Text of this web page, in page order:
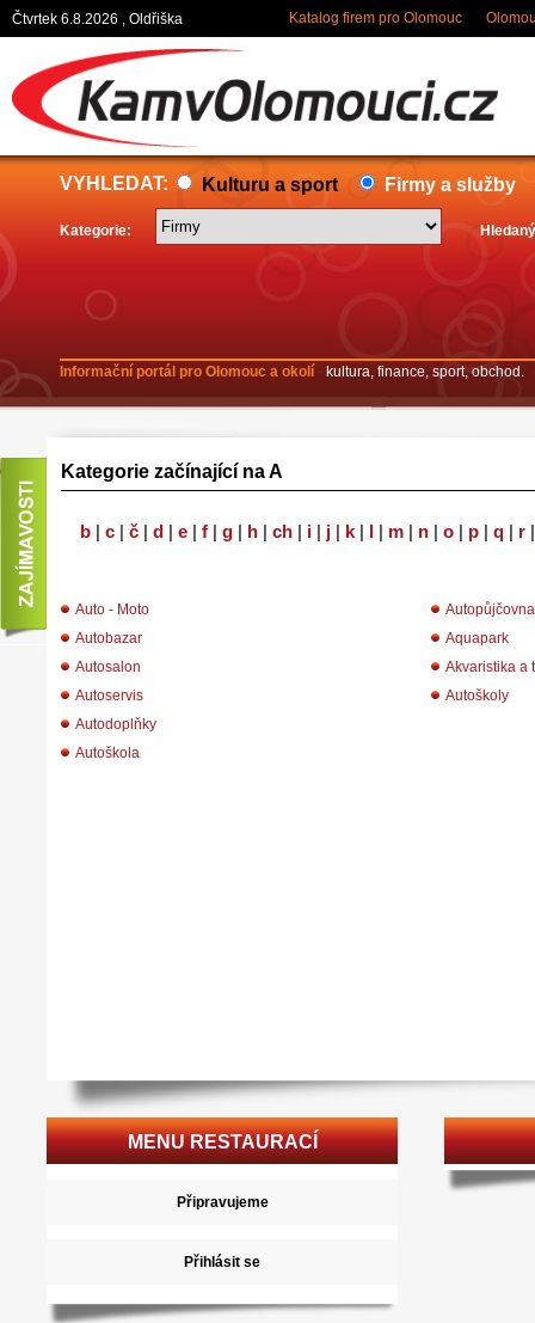
Čtvrtek 6.8.2026 , Oldřiška Katalog firem pro Olomouc
VYHLEDAT: Kulturu a sport Firmy a služby
Kategorie:
Informační portál pro Olomouc a okolí - kultura, finance, sport, obchod.
Kategorie začínající na A
b | c | č | d | e | f | g | h | ch | i | j | k | l | m | n | o | p | q | r
Auto - Moto
Autobazar
Autosalon
Autoservis
Autodoplňky
Autoškola
Autopůjčovna
Aquapark
Akvaristika a
Autoškoly
MENU RESTAURACÍ
Připravujeme
Přihlásit se